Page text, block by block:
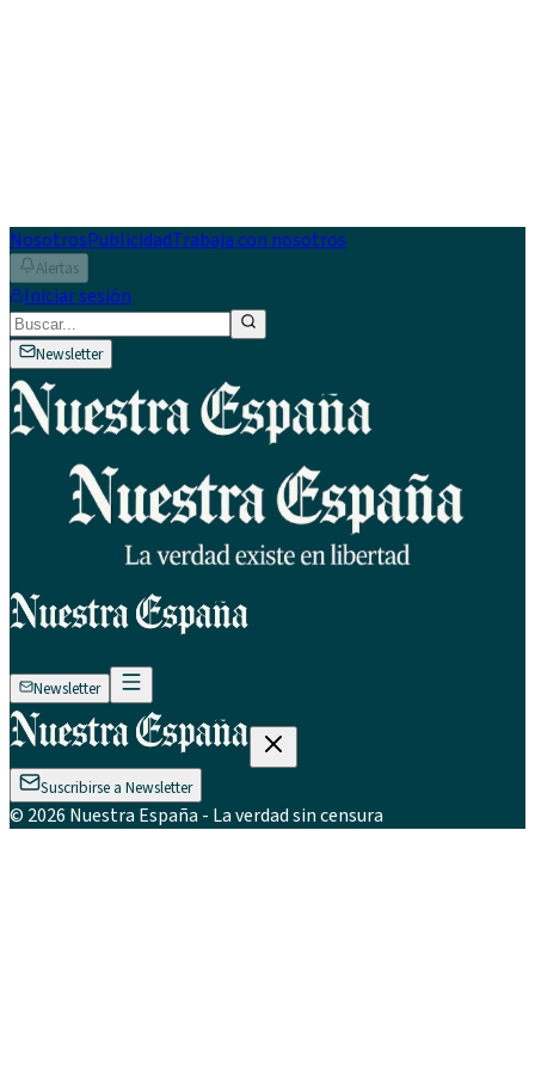
NosotrosPublicidadTrabaja con nosotros
Alertas
Iniciar sesión
Newsletter
Newsletter
Suscribirse a Newsletter
© 2026 Nuestra España - La verdad sin censura